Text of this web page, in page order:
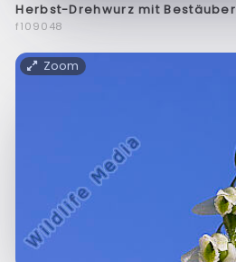
Herbst-Drehwurz mit Bestäuber
f109048
Zoom